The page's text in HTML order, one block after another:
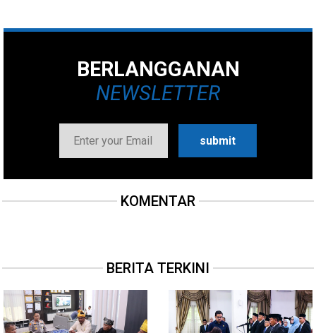
BERLANGGANAN
NEWSLETTER
KOMENTAR
BERITA TERKINI